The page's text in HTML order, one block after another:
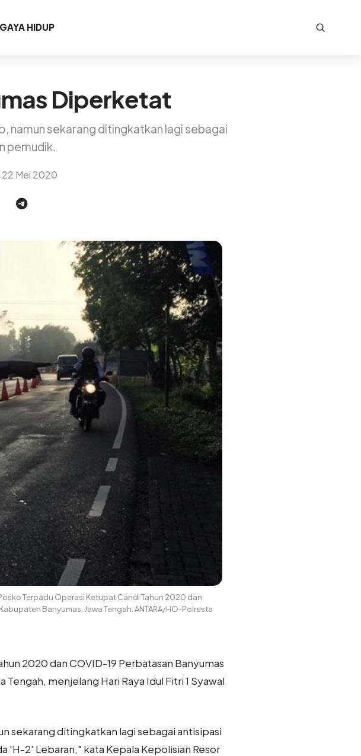
GAYA HIDUP
Diperketat
namun sekarang ditingkatkan lagi sebagai
pemudik.
22 Mei 2020
Terpadu Operasi Ketupat Candi Tahun 2020 dan
Banyumas, Jawa Tengah. ANTARA/HO-Polresta
2020 dan COVID-19 Perbatasan Banyumas
menjelang Hari Raya Idul Fitri 1 Syawal
sekarang ditingkatkan lagi sebagai antisipasi
'H-2' Lebaran," kata Kepala Kepolisian Resor